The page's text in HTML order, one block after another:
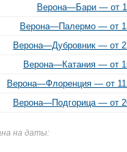
Верона—Бари — от
Верона—Палермо — от
Верона—Дубровник — от
Верона—Катания — от
Верона—Флоренция — от
Верона—Подгорица — от
на даты: